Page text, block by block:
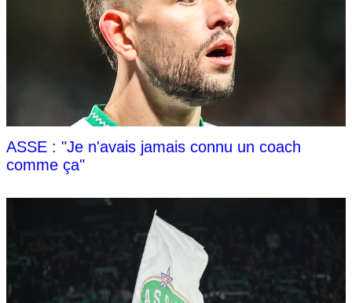
ASSE : "Je n'avais jamais connu un coach
comme ça"